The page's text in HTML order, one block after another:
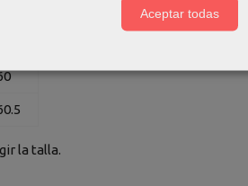
la talla.
Aceptar todas